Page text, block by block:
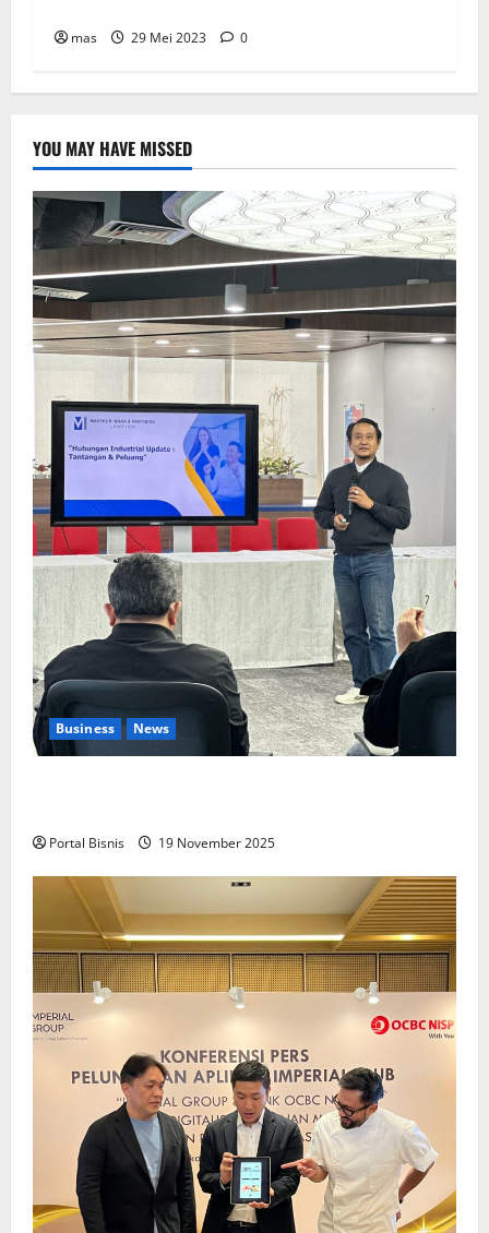
mas 29 Mei 2023 0
YOU MAY HAVE MISSED
Business News
Portal Bisnis 19 November 2025